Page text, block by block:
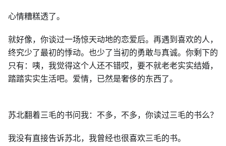
心情糟糕透了。
就好像，你谈过一场惊天动地的恋爱后。再遇到喜欢的人，
终究少了最初的悸动。也少了当初的勇敢与真诚。你剩下的
只有：咦，我觉得这个人还不错哎，要不就老老实实结婚，
踏踏实实生活吧。爱情，已然是奢侈的东西了。
苏北翻着三毛的书问我：不多，不多，你读过三毛的书么？
我没有直接告诉苏北，我曾经也很喜欢三毛的书。